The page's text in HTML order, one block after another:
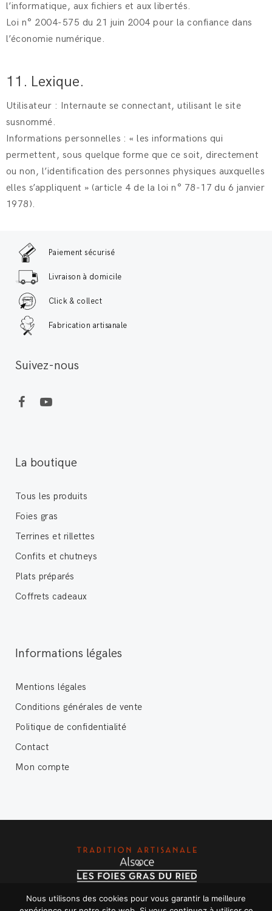
l’informatique, aux fichiers et aux libertés.
Loi n° 2004-575 du 21 juin 2004 pour la confiance dans
l’économie numérique.
11. Lexique.
Utilisateur : Internaute se connectant, utilisant le site
susnommé.
Informations personnelles : « les informations qui
permettent, sous quelque forme que ce soit, directement
ou non, l’identification des personnes physiques auxquelles
elles s’appliquent » (article 4 de la loi n° 78-17 du 6 janvier
1978).
Paiement sécurisé
Livraison à domicile
Click & collect
Fabrication artisanale
Suivez-nous
La boutique
Tous les produits
Foies gras
Terrines et rillettes
Confits et chutneys
Plats préparés
Coffrets cadeaux
Informations légales
Mentions légales
Conditions générales de vente
Politique de confidentialité
Contact
Mon compte
Copyright © 2020 Les foies gras du Ried - Tous droits
Nous utilisons des cookies pour vous garantir la meilleure